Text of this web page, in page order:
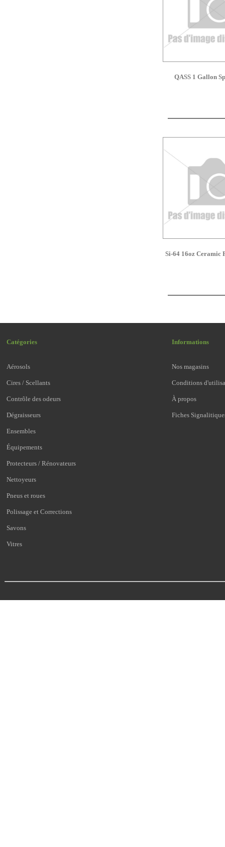
QASS 1 Gallon
Si-64 16oz Ceramic
Catégories
Aérosols
Cires / Scellants
Contrôle des odeurs
Dégraisseurs
Ensembles
Équipements
Protecteurs / Rénovateurs
Nettoyeurs
Pneus et roues
Polissage et Corrections
Savons
Vitres
Informations
Nos magasins
Conditions
À propos
Fiches